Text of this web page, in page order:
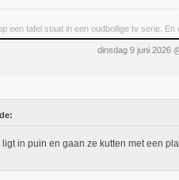
een tafel staat in een oudbollige tv serie.
dinsdag 9 juni 2026
in puin en gaan ze kutten met een